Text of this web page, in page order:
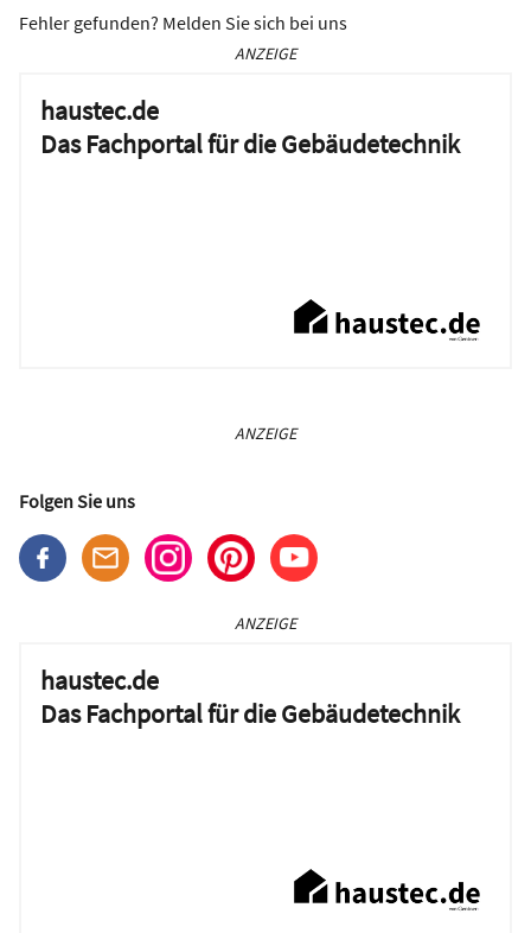
Fehler gefunden? Melden Sie sich bei uns
ANZEIGE
haustec.de
Das Fachportal für die Gebäudetechnik
ANZEIGE
Folgen Sie uns
ANZEIGE
haustec.de
Das Fachportal für die Gebäudetechnik